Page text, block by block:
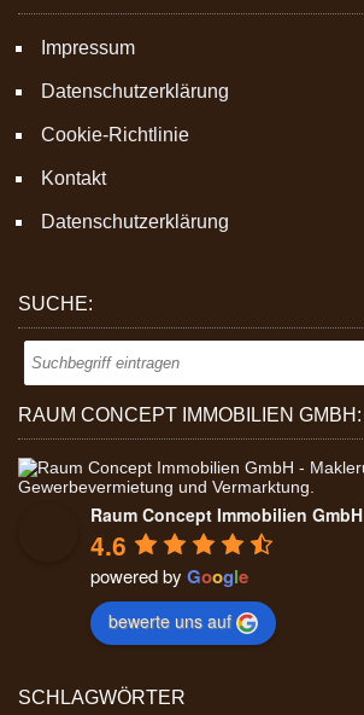
Impressum
Datenschutzerklärung
Cookie-Richtlinie
Kontakt
Datenschutzerklärung
SUCHE:
RAUM CONCEPT IMMOBILIEN GMBH:
Raum Concept Immobilien GmbH
4.6
powered by Google
bewerte uns auf
SCHLAGWÖRTER